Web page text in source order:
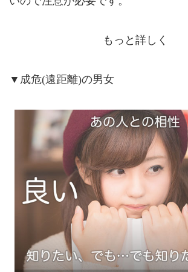
もっと詳しく
▼成危(遠距離)の男女